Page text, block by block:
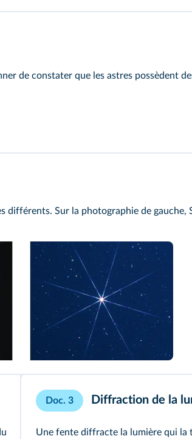
de constater que les astres possèdent
différents. Sur la photographie de
Sanford John/SPL
Doc. 3 Diffraction de la
Une fente diffracte la lumière qui la